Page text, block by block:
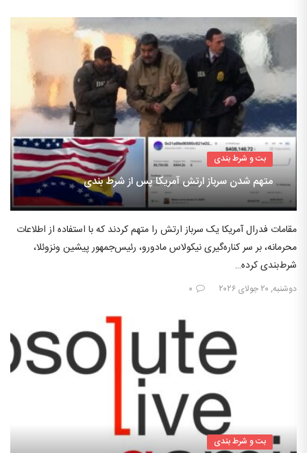
بت و شرط بندی
متهم شدن سرباز ارتش آمریکا پس از شرط بندی
مقامات فدرال آمریکا یک سرباز ارتش را متهم کردند که با استفاده از اطلاعات
محرمانه، بر سر کناره‌گیری نیکولاس مادورو، رئیس‌جمهور پیشین ونزوئلا،
شرط‌بندی کرده…
دوشنبه, ۲۰ جولای ۲۰۲۶ ۰
بت و شرط بندی